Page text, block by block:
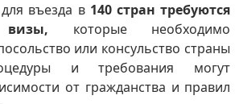
въезда в 140 стран требуются
которые необходимо
или консульство страны
и требования могут
от гражданства и правил